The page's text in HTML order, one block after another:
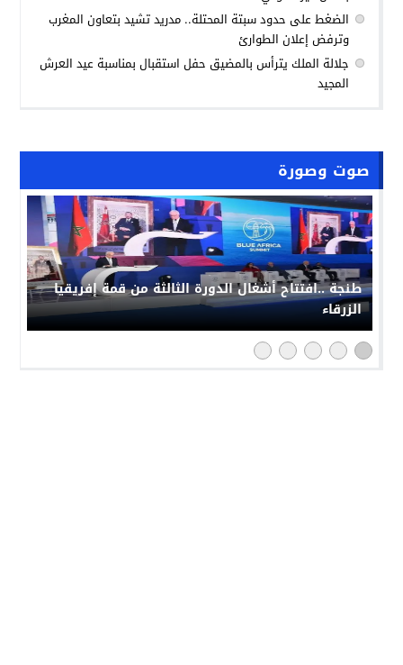
صوت وصورة
طنجة ..افتتاح أشغال الدورة الثالثة من قمة إفريقيا
الزرقاء
الضغط على حدود سبتة المحتلة.. مدريد تشيد بتعاون المغرب
وترفض إعلان الطوارئ
جلالة الملك يترأس بالمضيق حفل استقبال بمناسبة عيد العرش
المجيد